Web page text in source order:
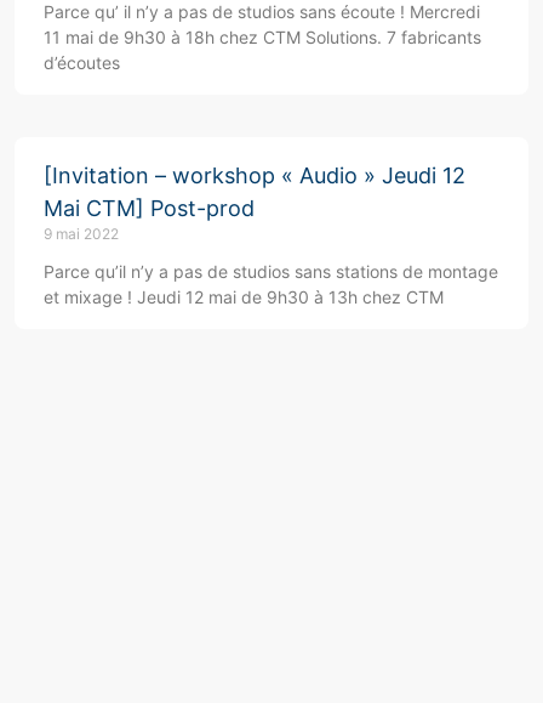
Parce qu’ il n’y a pas de studios sans écoute ! Mercredi
11 mai de 9h30 à 18h chez CTM Solutions. 7 fabricants
d’écoutes
[Invitation – workshop « Audio » Jeudi 12
Mai CTM] Post-prod
9 mai 2022
Parce qu’il n’y a pas de studios sans stations de montage
et mixage ! Jeudi 12 mai de 9h30 à 13h chez CTM